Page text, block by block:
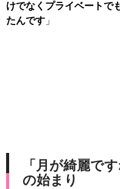
けでなくプライベートで
たんです 」
「月が綺麗で
の始まり